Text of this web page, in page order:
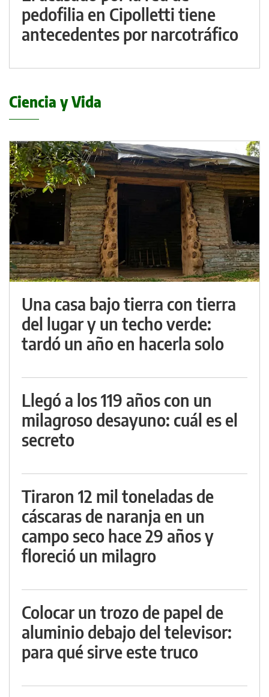
pedofilia en Cipolletti tiene
antecedentes por narcotráfico
Ciencia y Vida
Una casa bajo tierra con tierra
del lugar y un techo verde:
tardó un año en hacerla solo
Llegó a los 119 años con un
milagroso desayuno: cuál es el
secreto
Tiraron 12 mil toneladas de
cáscaras de naranja en un
campo seco hace 29 años y
floreció un milagro
Colocar un trozo de papel de
aluminio debajo del televisor:
para qué sirve este truco